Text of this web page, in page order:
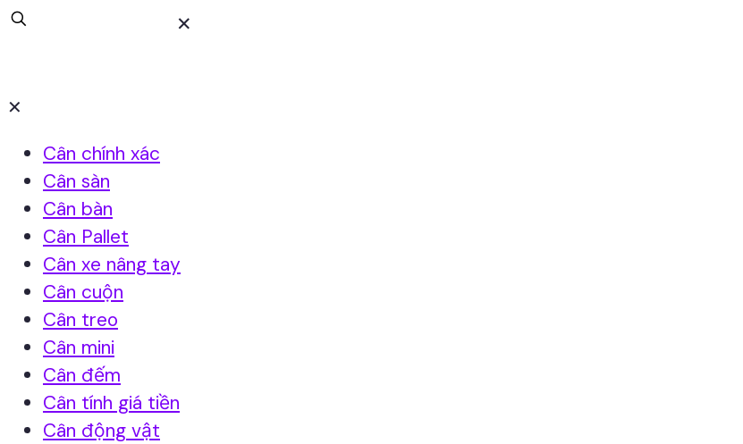
✕
✕
Cân chính xác
Cân sàn
Cân bàn
Cân Pallet
Cân xe nâng tay
Cân cuộn
Cân treo
Cân mini
Cân đếm
Cân tính giá tiền
Cân động vật